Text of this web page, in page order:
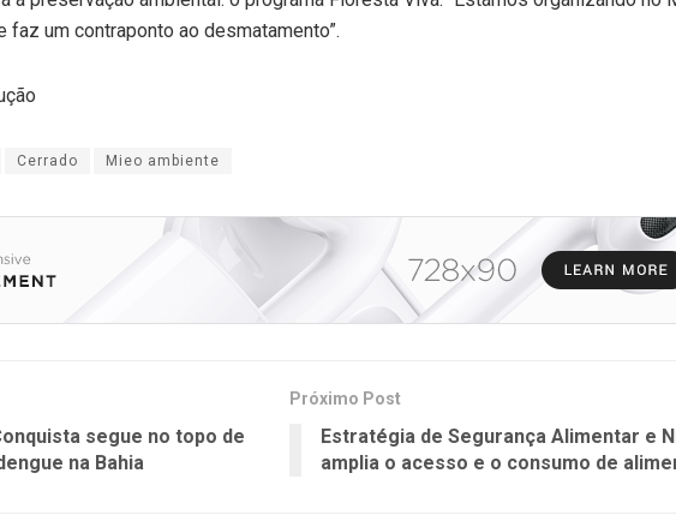
faz um contraponto ao desmatamento”.
Cerrado Mieo ambiente
segue no topo de
na Bahia
Próximo Post
Estratégia de Segurança Alimentar e
amplia o acesso e o consumo de